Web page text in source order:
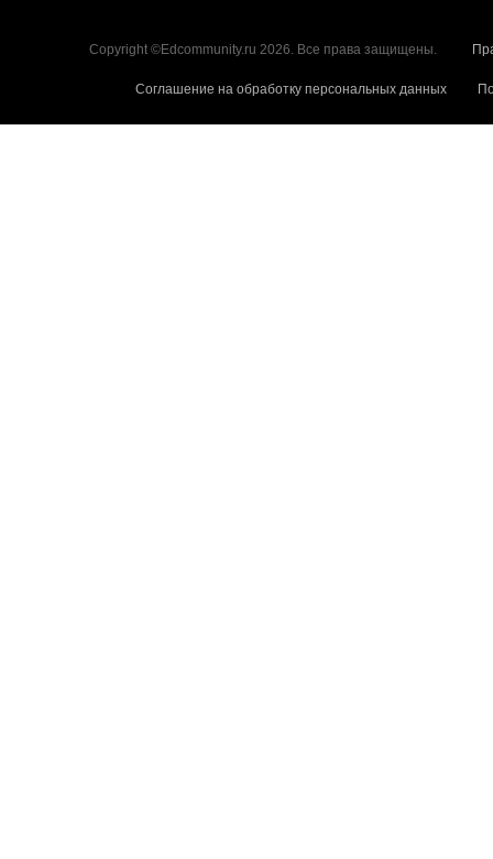
Copyright ©Edcommunity.ru 2026. Все права защищены.
Соглашение на обработку персональных данных